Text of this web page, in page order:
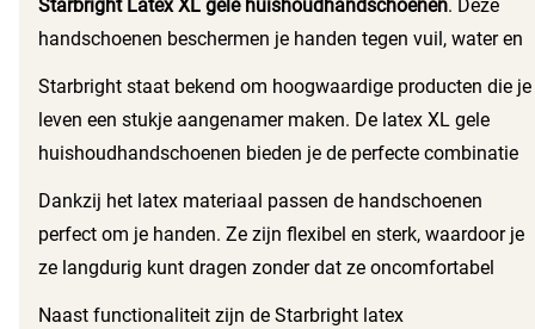
Starbright Latex XL gele huishoudhandschoenen. Deze
handschoenen beschermen je handen tegen vuil, water en
Starbright staat bekend om hoogwaardige producten die je
leven een stukje aangenamer maken. De latex XL gele
huishoudhandschoenen bieden je de perfecte combinatie
Dankzij het latex materiaal passen de handschoenen
perfect om je handen. Ze zijn flexibel en sterk, waardoor je
ze langdurig kunt dragen zonder dat ze oncomfortabel
Naast functionaliteit zijn de Starbright latex